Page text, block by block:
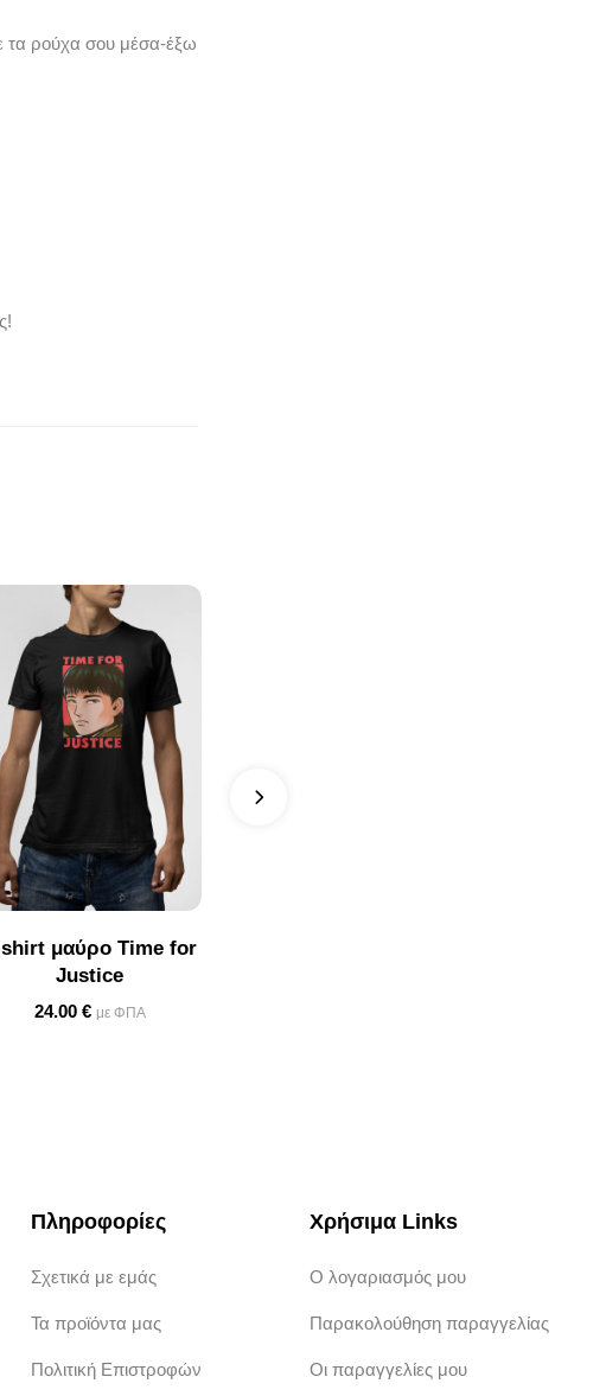
τα ρούχα σου μέσα-έξω
μαύρο Time for
Justice
24.00 € με ΦΠΑ
Πληροφορίες
Σχετικά με εμάς
Τα προϊόντα μας
Πολιτική Επιστροφών
Χρήσιμα Links
Ο λογαριασμός μου
Παρακολούθηση παραγγελίας
Οι παραγγελίες μου